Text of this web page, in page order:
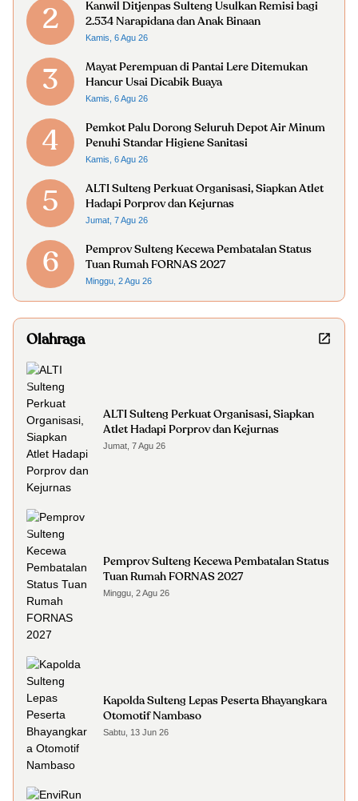
2
Kanwil Ditjenpas Sulteng Usulkan Remisi bagi
2.534 Narapidana dan Anak Binaan
Kamis, 6 Agu 26
3
Mayat Perempuan di Pantai Lere Ditemukan
Hancur Usai Dicabik Buaya
Kamis, 6 Agu 26
4
Pemkot Palu Dorong Seluruh Depot Air Minum
Penuhi Standar Higiene Sanitasi
Kamis, 6 Agu 26
5
ALTI Sulteng Perkuat Organisasi, Siapkan Atlet
Hadapi Porprov dan Kejurnas
Jumat, 7 Agu 26
6
Pemprov Sulteng Kecewa Pembatalan Status
Tuan Rumah FORNAS 2027
Minggu, 2 Agu 26
Olahraga
ALTI Sulteng Perkuat Organisasi, Siapkan
Atlet Hadapi Porprov dan Kejurnas
Jumat, 7 Agu 26
Pemprov Sulteng Kecewa Pembatalan Status
Tuan Rumah FORNAS 2027
Minggu, 2 Agu 26
Kapolda Sulteng Lepas Peserta Bhayangkara
Otomotif Nambaso
Sabtu, 13 Jun 26